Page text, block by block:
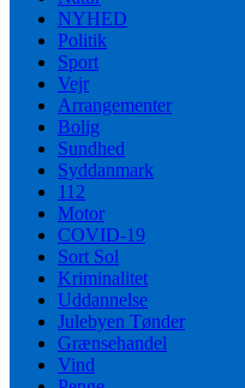
NYHED
Politik
Sport
Vejr
Arrangementer
Bolig
Sundhed
Syddanmark
112
Motor
COVID-19
Sort Sol
Kriminalitet
Uddannelse
Julebyen Tønder
Grænsehandel
Vind